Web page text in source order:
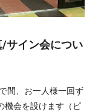
/サイン会につい
間、お一人様一回ず
機会を設けます（ピ